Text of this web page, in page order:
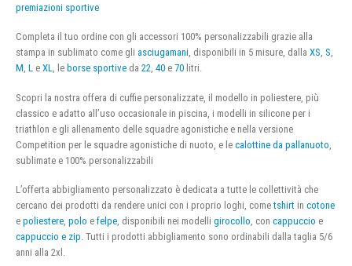
premiazioni sportive
Completa il tuo ordine con gli accessori 100% personalizzabili grazie alla
stampa in sublimato come gli asciugamani, disponibili in 5 misure, dalla XS, S,
M, L e XL, le borse sportive da 22, 40 e 70 litri.
Scopri la nostra offera di cuffie personalizzate, il modello in poliestere, più
classico e adatto all’uso occasionale in piscina, i modelli in silicone per i
triathlon e gli allenamento delle squadre agonistiche e nella versione
Competition per le squadre agonistiche di nuoto, e le calottine da pallanuoto
sublimate e 100% personalizzabili
L’offerta abbigliamento personalizzato è dedicata a tutte le collettività che
cercano dei prodotti da rendere unici con i proprio loghi, cometshirt in cotone
e poliestere polo e felpe , disponibili nei modelli girocollo , con cappuccio e
cappuccio e zip . Tutti i prodotti abbigliamento sono ordinabili dalla taglia 5/6
anni alla 2xl.